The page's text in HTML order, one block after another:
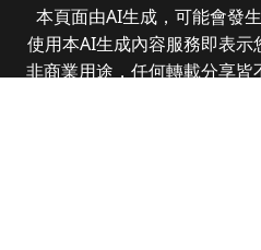
本頁面由AI生成，可能會發
使用本AI生成內容服務即表
非商業用途，任何轉載分享